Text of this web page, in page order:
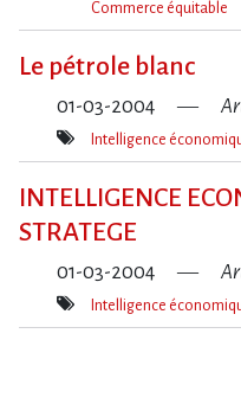
Mot(s)-
Commerce équitable
Le pétrole blanc
01-03-2004
Mot(s)-
Intelligence
INTELLIGENCE
STRATEGE
01-03-2004
Mot(s)-
Intelligence